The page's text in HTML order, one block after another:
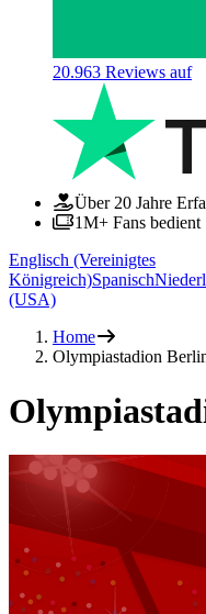
20.963 Reviews auf
Über 20 Jahre
1M+ Fans bedient
Englisch (Vereinigtes
Königreich)Spanisch
(USA)
Home
Olympiastadion